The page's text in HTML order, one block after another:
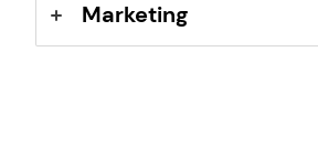
Marketing